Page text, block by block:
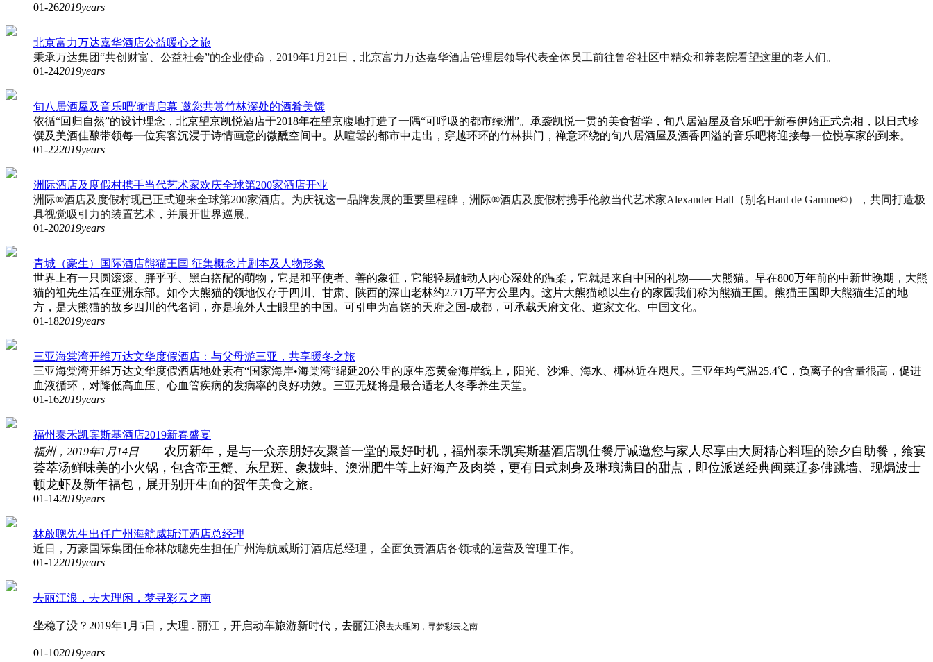
01-262019years
北京富力万达嘉华酒店公益暖心之旅
秉承万达集团“共创财富、公益社会”的企业使命，2019年1月21日，北京富力万达嘉华酒店管理层领导代表全体员工前往鲁谷社区中精众和养老院看望这里的老人们。
01-242019years
旬八居酒屋及音乐吧倾情启幕 邀您共赏竹林深处的酒肴美馔
依循“回归自然”的设计理念，北京望京凯悦酒店于2018年在望京腹地打造了一隅“可呼吸的都市绿洲”。承袭凯悦一贯的美食哲学，旬八居酒屋及音乐吧于新春伊始正式亮相，以日式珍
馔及美酒佳酿带领每一位宾客沉浸于诗情画意的微醺空间中。从喧嚣的都市中走出，穿越环环的竹林拱门，禅意环绕的旬八居酒屋及酒香四溢的音乐吧将迎接每一位悦享家的到来。
01-222019years
洲际酒店及度假村携手当代艺术家欢庆全球第200家酒店开业
洲际®酒店及度假村现已正式迎来全球第200家酒店。为庆祝这一品牌发展的重要里程碑，洲际®酒店及度假村携手伦敦当代艺术家Alexander Hall（别名Haut de Gamme©），共同打造极
具视觉吸引力的装置艺术，并展开世界巡展。
01-202019years
青城（豪生）国际酒店熊猫王国 征集概念片剧本及人物形象
世界上有一只圆滚滚、胖乎乎、黑白搭配的萌物，它是和平使者、善的象征，它能轻易触动人内心深处的温柔，它就是来自中国的礼物——大熊猫。早在800万年前的中新世晚期，大熊
猫的祖先生活在亚洲东部。如今大熊猫的领地仅存于四川、甘肃、陕西的深山老林约2.71万平方公里内。这片大熊猫赖以生存的家园我们称为熊猫王国。熊猫王国即大熊猫生活的地
方，是大熊猫的故乡四川的代名词，亦是境外人士眼里的中国。可引申为富饶的天府之国-成都，可承载天府文化、道家文化、中国文化。
01-182019years
三亚海棠湾开维万达文华度假酒店：与父母游三亚，共享暖冬之旅
三亚海棠湾开维万达文华度假酒店地处素有“国家海岸•海棠湾”绵延20公里的原生态黄金海岸线上，阳光、沙滩、海水、椰林近在咫尺。三亚年均气温25.4℃，负离子的含量很高，促进
血液循环，对降低高血压、心血管疾病的发病率的良好功效。三亚无疑将是最合适老人冬季养生天堂。
01-162019years
福州泰禾凯宾斯基酒店2019新春盛宴
福州，2019年1月14日——农历新年，是与一众亲朋好友聚首一堂的最好时机，福州泰禾凯宾斯基酒店凯仕餐厅诚邀您与家人尽享由大厨精心料理的除夕自助餐，飨宴
荟萃汤鲜味美的小火锅，包含帝王蟹、东星斑、象拔蚌、澳洲肥牛等上好海产及肉类，更有日式刺身及琳琅满目的甜点，即位派送经典闽菜辽参佛跳墙、现焗波士
顿龙虾及新年福包，展开别开生面的贺年美食之旅。
01-142019years
林啟聰先生出任广州海航威斯汀酒店总经理
近日，万豪国际集团任命林啟聰先生担任广州海航威斯汀酒店总经理， 全面负责酒店各领域的运营及管理工作。
01-122019years
去丽江浪，去大理闲，梦寻彩云之南
坐稳了没？2019年1月5日，大理 . 丽江，开启动车旅游新时代，去丽江浪去大理闲，寻梦彩云之南
01-102019years